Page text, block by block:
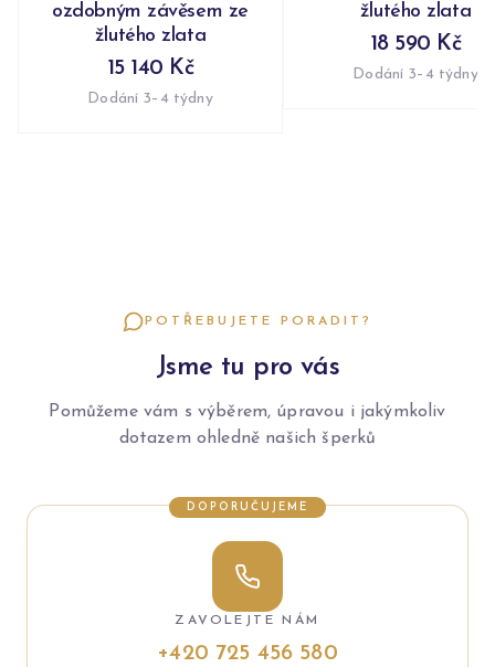
ozdobným závěsem ze
žlutého zlata
15 140 Kč
Dodání 3–4 týdny
žlutého zlata
18 590 Kč
Dodání 3–4 týdny
POTŘEBUJETE PORADIT?
Jsme tu pro vás
Pomůžeme vám s výběrem, úpravou i jakýmkoliv
dotazem ohledně našich šperků
DOPORUČUJEME
ZAVOLEJTE NÁM
+420 725 456 580